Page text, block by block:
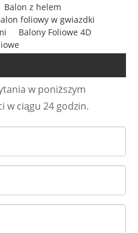
Balon z helem
foliowy w gwiazdki
Balony Foliowe 4D
w poniższym
w ciągu 24 godzin.